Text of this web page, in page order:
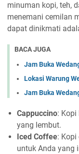
minuman kopi, teh,
menemani cemilan
dapat dinikmati
BACA JUGA
Jam Buka
Lokasi Warung
Jam Buka
Cappuccino:
yang lembut.
Iced Coffee:
untuk Anda yang